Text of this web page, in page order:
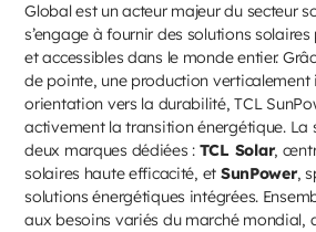
Global est un acteur majeur du secteur
s’engage à fournir des solutions
et accessibles dans le monde entier.
de pointe, une production verticalement
orientation vers la durabilité, TCL
activement la transition énergétique. La
deux marques dédiées : TCL Solar,
solaires haute efficacité, et SunPower,
solutions énergétiques intégrées.
aux besoins variés du marché mondial,